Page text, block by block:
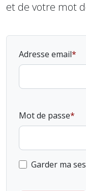
et de votre mot
Adresse email
Mot de passe
Garder ma